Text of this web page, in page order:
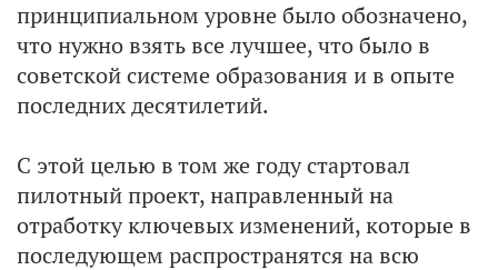
принципиальном уровне было обозначено,
что нужно взять все лучшее, что было в
советской системе образования и в опыте
последних десятилетий.
С этой целью в том же году стартовал
пилотный проект, направленный на
отработку ключевых изменений, которые в
последующем распространятся на всю